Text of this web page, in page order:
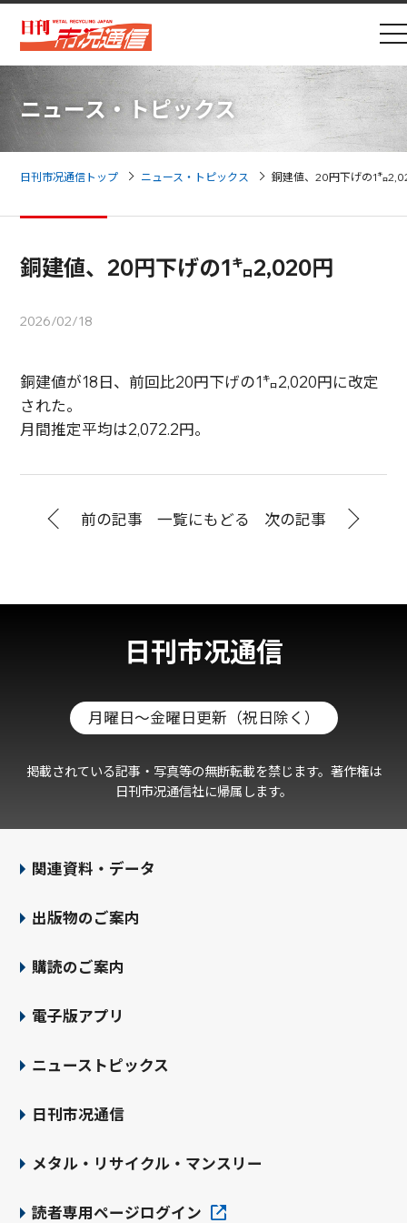
ニュース・トピックス
日刊市况通信トップ ニュース・トピックス 銅建値、20円下げの1㌔
銅建値、20円下げの1㌔2,020円
2026/02/18
銅建値が18日、前回比20円下げの1㌔2,020円に改定
された。
月間推定平均は2,072.2円。
前の記事 一覧にもどる 次の記事
日刊市况通信
月曜日～金曜日更新（祝日除く）
掲載されている記事・写真等の無断転載を禁じます。著作権は
日刊市况通信社に帰属します。
関連資料・データ
出版物のご案内
購読のご案内
電子版アプリ
ニューストピックス
日刊市况通信
メタル・リサイクル・マンスリー
読者専用ページログイン